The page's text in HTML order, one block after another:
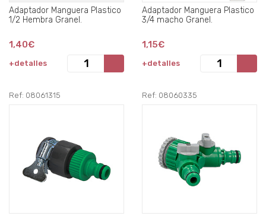
Adaptador Manguera Plastico
1/2 Hembra Granel.
1,40€
+detalles
Adaptador Manguera Plastico
3/4 macho Granel.
1,15€
+detalles
Ref: 08061315 Ref: 08060335